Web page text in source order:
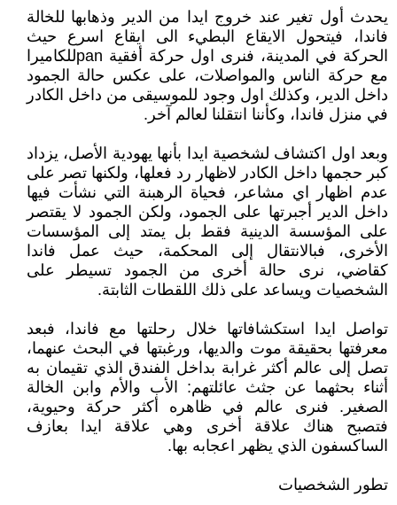
يحدث أول تغير عند خروج ايدا من الدير وذهابها للخالة
فاندا، فيتحول الايقاع البطيء الى ايقاع اسرع حيث
الحركة في المدينة، فنرى اول حركة أفقية panللكاميرا
مع حركة الناس والمواصلات، على عكس حالة الجمود
داخل الدير، وكذلك اول وجود للموسيقى من داخل الكادر
في منزل فاندا، وكأننا انتقلنا لعالم آخر.
وبعد اول اكتشاف لشخصية ايدا بأنها يهودية الأصل، يزداد
كبر حجمها داخل الكادر لاظهار رد فعلها، ولكنها تصر على
عدم اظهار اي مشاعر، فحياة الرهبنة التي نشأت فيها
داخل الدير أجبرتها على الجمود، ولكن الجمود لا يقتصر
على المؤسسة الدينية فقط بل يمتد إلى المؤسسات
الأخرى، فبالانتقال إلى المحكمة، حيث عمل فاندا
كقاضي، نرى حالة أخرى من الجمود تسيطر على
الشخصيات ويساعد على ذلك اللقطات الثابتة.
تواصل ايدا استكشافاتها خلال رحلتها مع فاندا، فبعد
معرفتها بحقيقة موت والديها، ورغبتها في البحث عنهما،
تصل إلى عالم أكثر غرابة بداخل الفندق الذي تقيمان به
أثناء بحثهما عن جثث عائلتهم: الأب والأم وابن الخالة
الصغير. فنرى عالم في ظاهره أكثر حركة وحيوية،
فتصبح هناك علاقة أخرى وهي علاقة ايدا بعازف
الساكسفون الذي يظهر اعجابه بها.
تطور الشخصيات